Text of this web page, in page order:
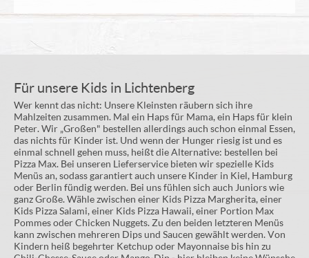
Für unsere Kids in Lichtenberg
Wer kennt das nicht: Unsere Kleinsten räubern sich ihre
Mahlzeiten zusammen. Mal ein Haps für Mama, ein Haps für klein
Peter. Wir „Großen" bestellen allerdings auch schon einmal Essen,
das nichts für Kinder ist. Und wenn der Hunger riesig ist und es
einmal schnell gehen muss, heißt die Alternative: bestellen bei
Pizza Max. Bei unseren Lieferservice bieten wir spezielle Kids
Menüs an, sodass garantiert auch unsere Kinder in Kiel, Hamburg
oder Berlin fündig werden. Bei uns fühlen sich auch Juniors wie
ganz Große. Wähle zwischen einer Kids Pizza Margherita, einer
Kids Pizza Salami, einer Kids Pizza Hawaii, einer Portion Max
Pommes oder Chicken Nuggets. Zu den beiden letzteren Menüs
kann zwischen mehreren Dips und Saucen gewählt werden. Von
Kindern heiß begehrter Ketchup oder Mayonnaise bis hin zu